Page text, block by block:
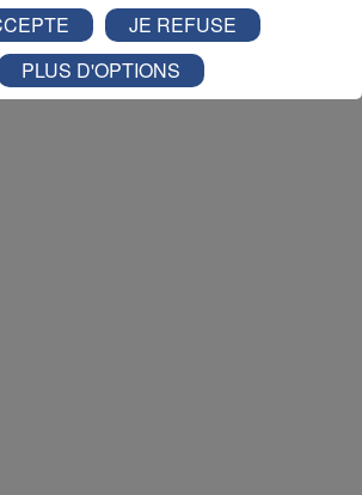
JE REFUSE
PLUS D'OPTIONS